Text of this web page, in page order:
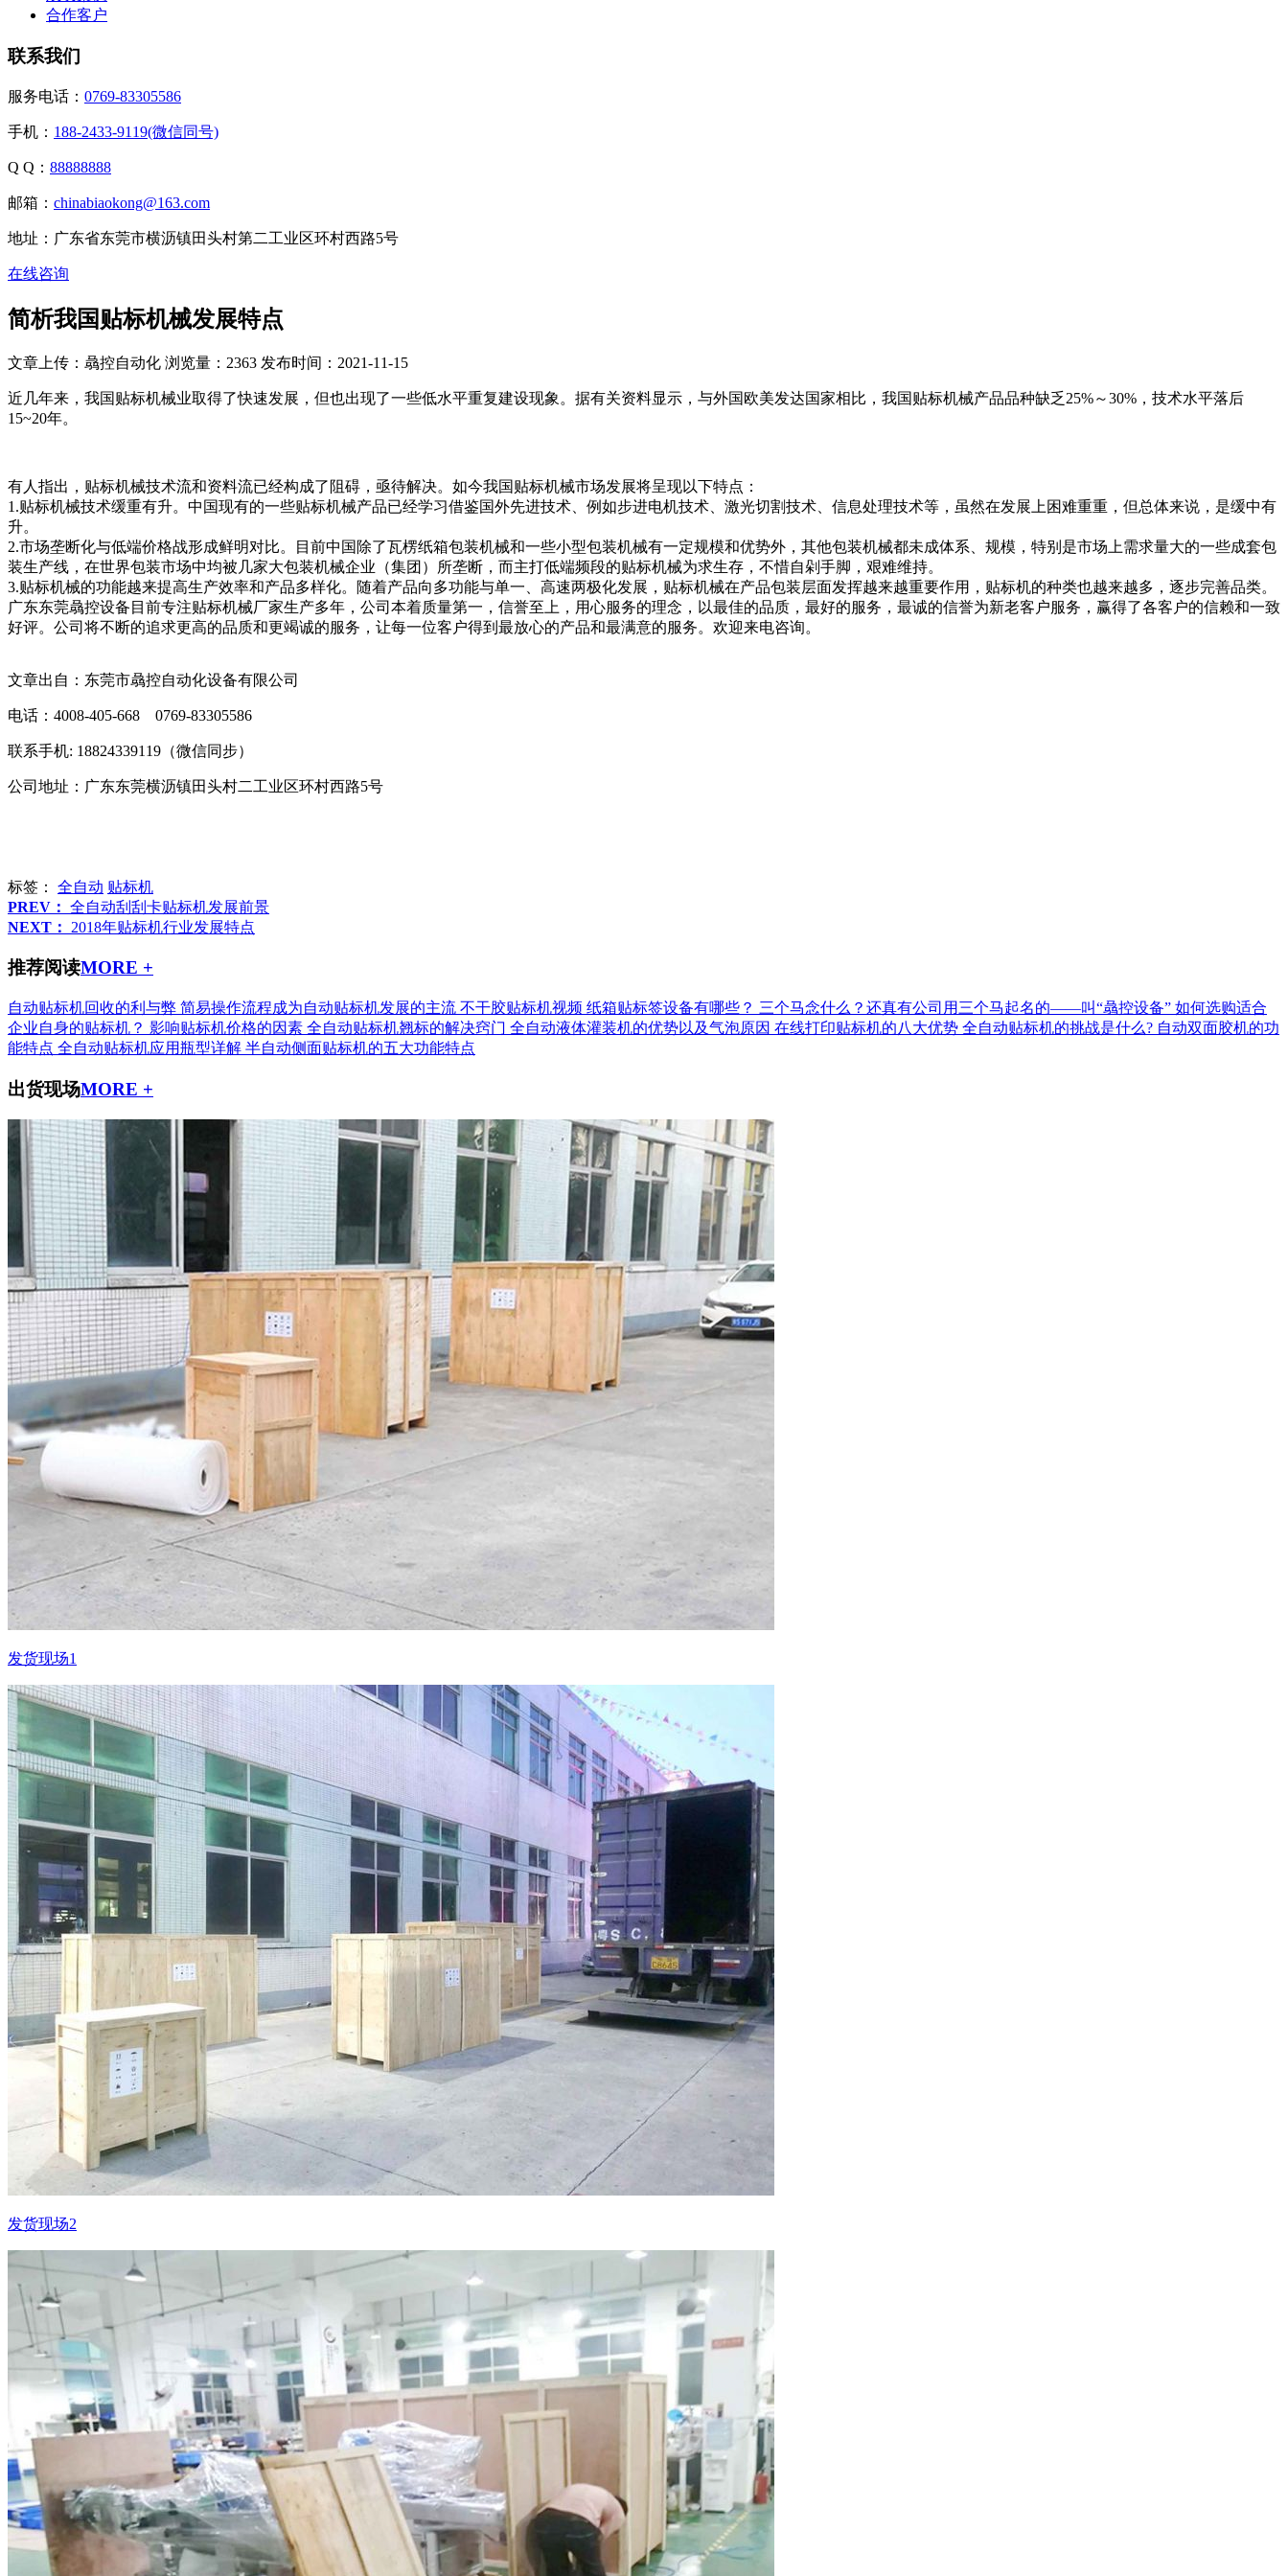
合作客户
联系我们
服务电话： 0769-83305586
手机： 188-2433-9119(微信同号)
Q Q： 88888888
邮箱： chinabiaokong@163.com
地址：广东省东莞市横沥镇田头村第二工业区环村西路5号
在线咨询
简析我国贴标机械发展特点
文章上传：骉控自动化 浏览量：2363 发布时间：2021-11-15
近几年来，我国贴标机械业取得了快速发展，但也出现了一些低水平重复建设现象。据有关资料显示，与外国欧美发达国家相比，我国贴标机械产品品种缺乏25%～30%，技术水平落后
15~20年。
有人指出，贴标机械技术流和资料流已经构成了阻碍，亟待解决。如今我国贴标机械市场发展将呈现以下特点：
1.贴标机械技术缓重有升。中国现有的一些贴标机械产品已经学习借鉴国外先进技术、例如步进电机技术、激光切割技术、信息处理技术等，虽然在发展上困难重重，但总体来说，是缓中有
升。
2.市场垄断化与低端价格战形成鲜明对比。目前中国除了瓦楞纸箱包装机械和一些小型包装机械有一定规模和优势外，其他包装机械都未成体系、规模，特别是市场上需求量大的一些成套包
装生产线，在世界包装市场中均被几家大包装机械企业（集团）所垄断，而主打低端频段的贴标机械为求生存，不惜自剁手脚，艰难维持。
3.贴标机械的功能越来提高生产效率和产品多样化。随着产品向多功能与单一、高速两极化发展，贴标机械在产品包装层面发挥越来越重要作用，贴标机的种类也越来越多，逐步完善品类。
广东东莞骉控设备目前专注贴标机械厂家生产多年，公司本着质量第一，信誉至上，用心服务的理念，以最佳的品质，最好的服务，最诚的信誉为新老客户服务，赢得了各客户的信赖和一致
好评。公司将不断的追求更高的品质和更竭诚的服务，让每一位客户得到最放心的产品和最满意的服务。欢迎来电咨询。
文章出自：东莞市骉控自动化设备有限公司
电话：4008-405-668 0769-83305586
联系手机: 18824339119（微信同步）
公司地址：广东东莞横沥镇田头村二工业区环村西路5号
标签： 全自动 贴标机
PREV： 全自动刮刮卡贴标机发展前景
NEXT：
2018年贴标机行业发展特点
推荐阅读MORE +
自动贴标机回收的利与弊 简易操作流程成为自动贴标机发展的主流 不干胶贴标机视频 纸箱贴标签设备有哪些？ 三个马念什么？还真有公司用三个马起名的——叫“骉控设备” 如何选购适合
企业自身的贴标机？ 影响贴标机价格的因素 全自动贴标机翘标的解决窍门 全自动液体灌装机的优势以及气泡原因 在线打印贴标机的八大优势 全自动贴标机的挑战是什么? 自动双面胶机的功
能特点 全自动贴标机应用瓶型详解 半自动侧面贴标机的五大功能特点
出货现场MORE +
发货现场1
发货现场2